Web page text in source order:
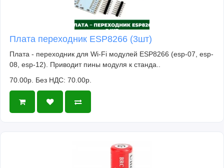
Плата переходник ESP8266 (3шт)
Плата - переходник для Wi-Fi модулей ESP8266 (esp-07, esp-
08, esp-12). Приводит пины модуля к станда..
70.00р. Без НДС: 70.00р.